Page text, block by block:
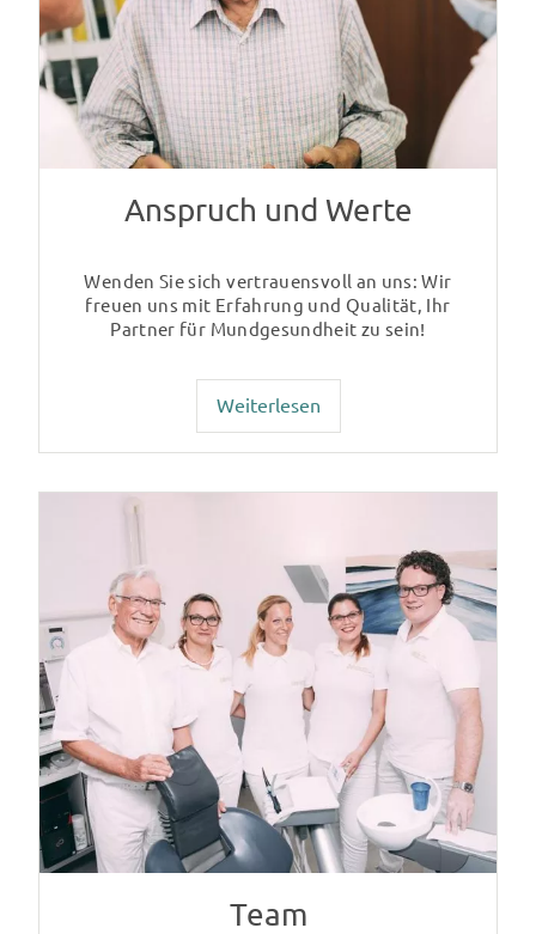
Anspruch und Werte
Wenden Sie sich vertrauensvoll an uns: Wir
freuen uns mit Erfahrung und Qualität, Ihr
Partner für Mundgesundheit zu sein!
Weiterlesen
Team